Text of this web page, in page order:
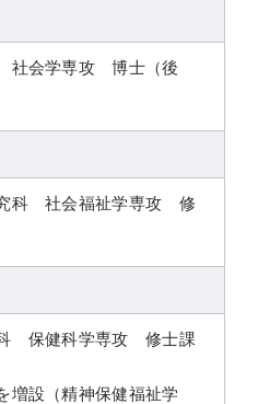
会学専攻 博士（後
科 社会福祉学専攻 修
保健科学専攻 修士課
増設（精神保健福祉学